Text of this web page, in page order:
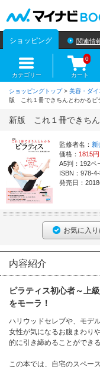
ショッピング 関連情
カテゴリー カート
0
ショッピングトップ> 美容・ダ
版 これ１冊できちんとわかるピ
新版 これ１冊できち
監修者名： 新
価格： 1815円
A5判：192ペ
ISBN：978-
発売日：
お気に入
内容紹介
ピラティス初心者～上
をモーラ！
ハリウッドセレブや、モデ
女性が気になるお腹まわり
的に引き締めることができ
この本では、自宅のスペー